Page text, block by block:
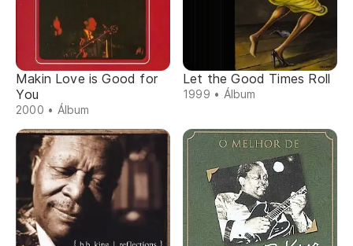
Makin Love is Good for
You
2000 • Álbum
Let the Good Times Roll
1999 • Álbum